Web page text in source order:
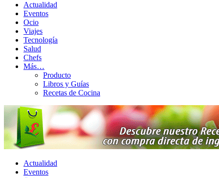
Actualidad
Eventos
Ocio
Viajes
Tecnología
Salud
Chefs
Más…
Producto
Libros y Guías
Recetas de Cocina
Actualidad
Eventos